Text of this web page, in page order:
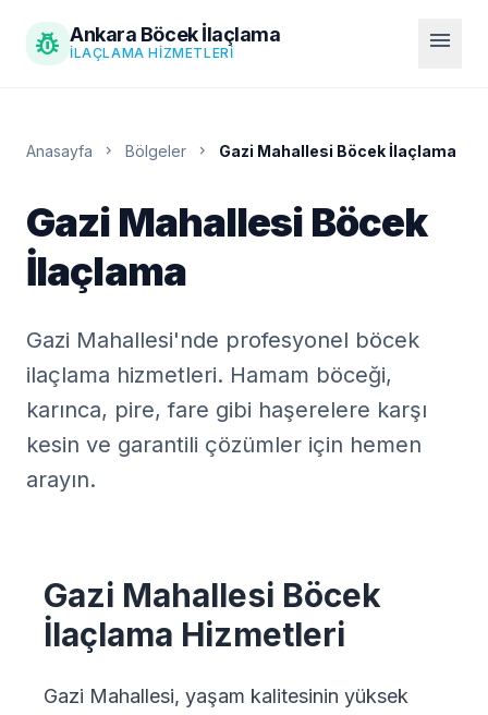
pest_control Ankara Böcek İlaçlama
İLAÇLAMA HIZMETLERI menu
Anasayfa chevron_right Bölgeler chevron_right Gazi Mahallesi Böcek İlaçlama
Gazi Mahallesi Böcek
İlaçlama
Gazi Mahallesi'nde profesyonel böcek
ilaçlama hizmetleri. Hamam böceği,
karınca, pire, fare gibi haşerelere karşı
kesin ve garantili çözümler için hemen
arayın.
Gazi Mahallesi Böcek
İlaçlama Hizmetleri
Gazi Mahallesi, yaşam kalitesinin yüksek